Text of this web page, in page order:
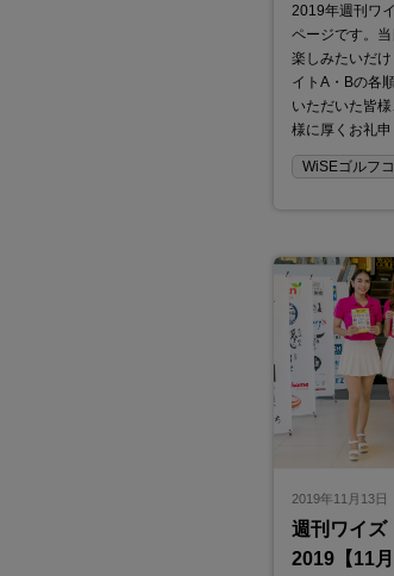
2019年週刊ワ
ページです。
楽しみたいだ
イトA・Bの各
いただいた皆
様に厚くお礼申
WiSEゴルフ
2019年11月13日
週刊ワイズ
2019【11